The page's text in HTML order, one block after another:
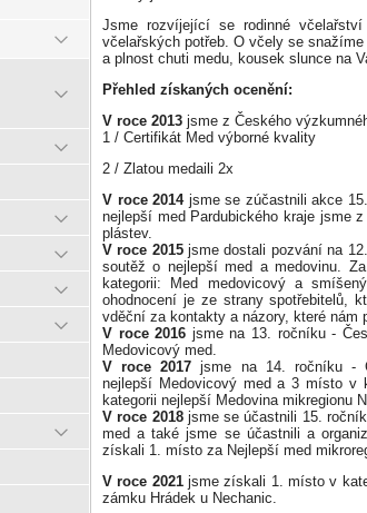
Jsme rozvíjející se rodinné
včelařských potřeb. O včely se
a plnost chuti medu, kousek slunce na
Přehled získaných ocenění:
V roce 2013 jsme z Českého
1 / Certifikát Med výborné kvality
2 / Zlatou medaili 2x
V roce 2014jsme se zúčastnili akce
nejlepší med Pardubického kraje jsme
plástev.
V roce 2015jsme dostali pozvání na
soutěž o nejlepší med a medovinu.
kategorii: Med medovicový a
ohodnocení je ze strany spotřebitelů,
vděční za kontakty a názory, které nám
V roce 2016 jsme na 13. ročníku -
Medovicový med.
V roce 2017 jsme na 14. ročníku -
nejlepší Medovicový med a 3 místo v
kategorii nejlepší Medovina mikregionu
V roce 2018 jsme se účastnili 15.
med a také jsme se účastnili a
získali 1. místo za Nejlepší med
V roce 2021jsme získali 1. místo v
zámku Hrádek u Nechanic.